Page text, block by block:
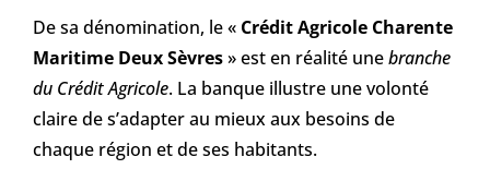
De sa dénomination, le « Crédit Agricole Charente
Maritime Deux Sèvres» est en réalité unebranche
du Crédit Agricole. La banque illustre une volonté
claire de s’adapter au mieux aux besoins de
chaque région et de ses habitants.